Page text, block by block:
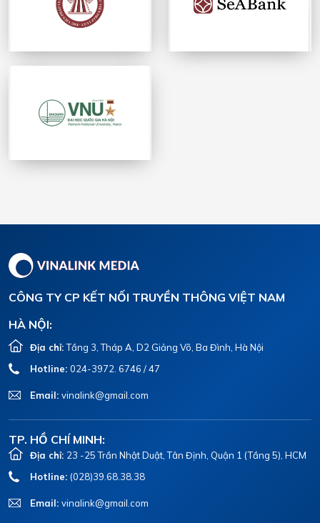
CÔNG TY CP KẾT NỐI TRUYỀN THÔNG VIỆT NAM
HÀ NỘI:
Địa chỉ:Tầng 3, Tháp A, D2 Giảng Võ, Ba Đình, Hà Nội
Hotline: 024-3972. 6746 / 47
Email: vinalink@gmail.com
TP. HỒ CHÍ MINH:
Địa chỉ: 23 -25 Trần Nhật Duật, Tân Định, Quận 1 (Tầng 5), HCM
Hotline: (028)39.68.38.38
Email: vinalink@gmail.com